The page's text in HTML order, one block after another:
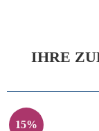
IHRE
15%